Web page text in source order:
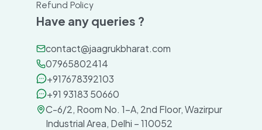
Refund Policy
Have any queries ?
contact@jaagrukbharat.com
07965802414
+917678392103
+91 93183 50660
C-6/2, Room No. 1-A, 2nd Floor, Wazirpur
Industrial Area, Delhi – 110052